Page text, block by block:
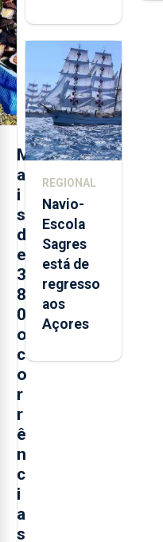
M
a
i
s
d
e
3
8
0
o
c
o
r
r
ê
n
c
i
a
s
quinta-
feira nova
loja em
São
Sebastião
e cria 30
postos de
REGIONAL
Navio-
Escola
Sagres
está de
regresso
aos
Açores